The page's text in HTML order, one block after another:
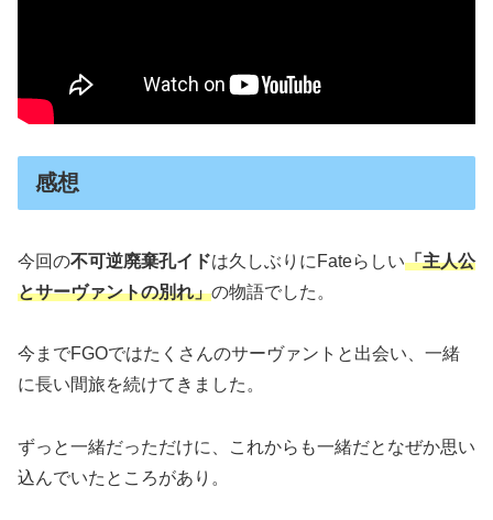
感想
今回の不可逆廃棄孔イドは久しぶりにFateらしい「主人公
とサーヴァントの別れ」の物語でした。
今までFGOではたくさんのサーヴァントと出会い、一緒
に長い間旅を続けてきました。
ずっと一緒だっただけに、これからも一緒だとなぜか思い
込んでいたところがあり。